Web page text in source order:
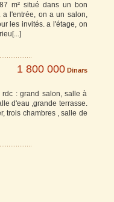
m² situé dans un bon
a l'entrée, on a un salon,
les invités. a l'étage, on
[...]
1 800 000 Dinars
: grand salon, salle à
d'eau ,grande terrasse.
trois chambres , salle de